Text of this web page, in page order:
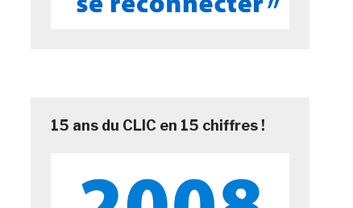
15 ans du CLIC en 15 chiffres !